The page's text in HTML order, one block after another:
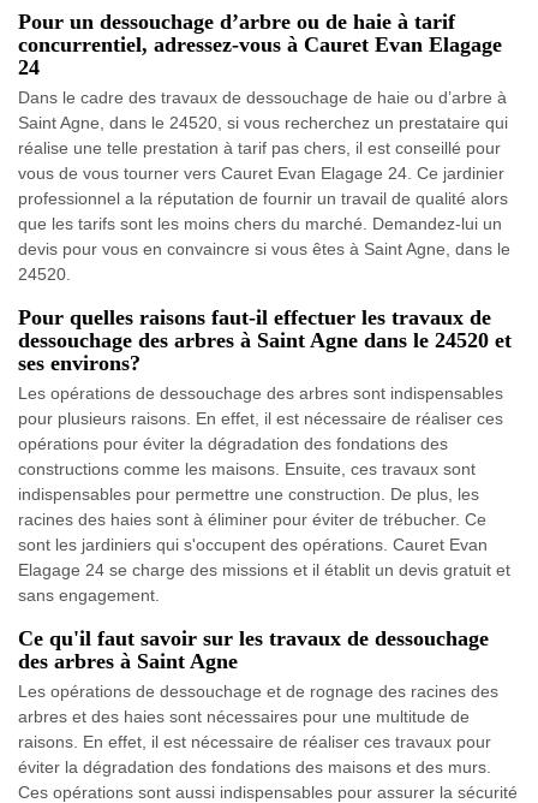
Pour un dessouchage d’arbre ou de haie à tarif
concurrentiel, adressez-vous à Cauret Evan Elagage
24
Dans le cadre des travaux de dessouchage de haie ou d’arbre à
Saint Agne, dans le 24520, si vous recherchez un prestataire qui
réalise une telle prestation à tarif pas chers, il est conseillé pour
vous de vous tourner vers Cauret Evan Elagage 24. Ce jardinier
professionnel a la réputation de fournir un travail de qualité alors
que les tarifs sont les moins chers du marché. Demandez-lui un
devis pour vous en convaincre si vous êtes à Saint Agne, dans le
24520.
Pour quelles raisons faut-il effectuer les travaux de
dessouchage des arbres à Saint Agne dans le 24520 et
ses environs?
Les opérations de dessouchage des arbres sont indispensables
pour plusieurs raisons. En effet, il est nécessaire de réaliser ces
opérations pour éviter la dégradation des fondations des
constructions comme les maisons. Ensuite, ces travaux sont
indispensables pour permettre une construction. De plus, les
racines des haies sont à éliminer pour éviter de trébucher. Ce
sont les jardiniers qui s'occupent des opérations. Cauret Evan
Elagage 24 se charge des missions et il établit un devis gratuit et
sans engagement.
Ce qu'il faut savoir sur les travaux de dessouchage
des arbres à Saint Agne
Les opérations de dessouchage et de rognage des racines des
arbres et des haies sont nécessaires pour une multitude de
raisons. En effet, il est nécessaire de réaliser ces travaux pour
éviter la dégradation des fondations des maisons et des murs.
Ces opérations sont aussi indispensables pour assurer la sécurité